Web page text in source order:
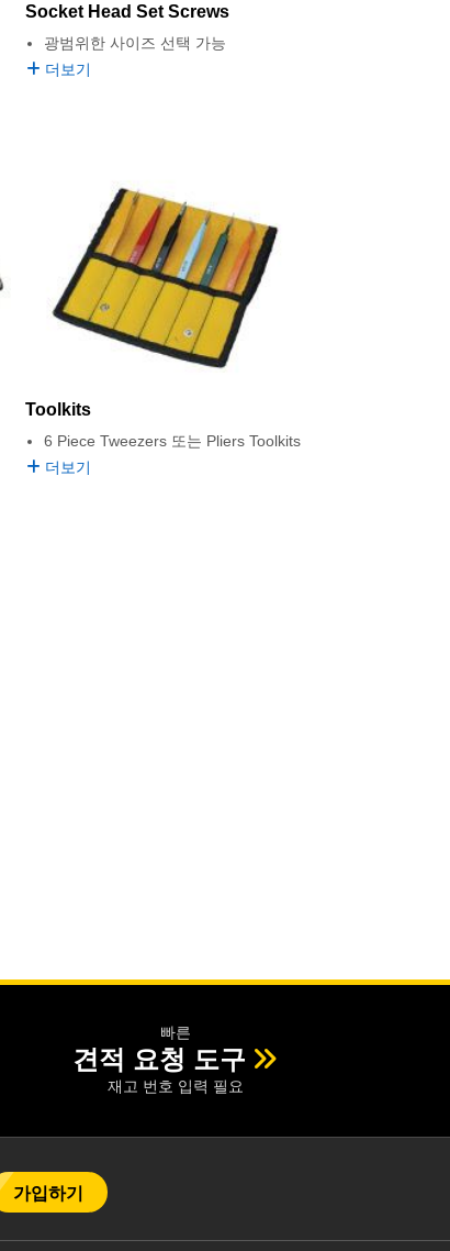
Socket Head Set Screws
광범위한 사이즈 선택 가능
더보기
Toolkits
6 Piece Tweezers 또는 Pliers Toolkits
더보기
빠른
견적 요청 도구
재고 번호 입력 필요
가입하기